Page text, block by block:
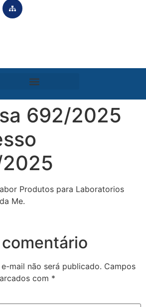
692/2025
Produtos para Laboratorios
Me.
mail não será publicado. Campos
com *